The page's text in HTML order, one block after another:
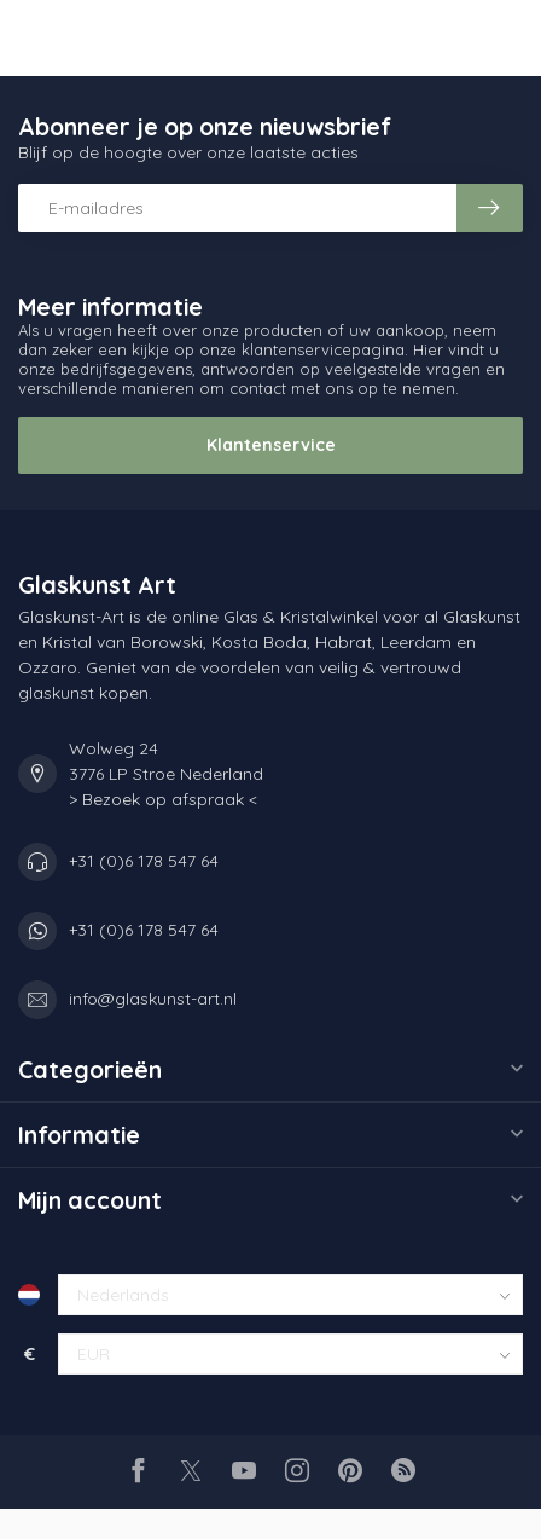
Meer informatie
Als u vragen heeft over onze producten of uw aankoop, neem
dan zeker een kijkje op onze klantenservicepagina. Hier vindt u
onze bedrijfsgegevens, antwoorden op veelgestelde vragen en
verschillende manieren om contact met ons op te nemen.
Klantenservice
Abonneer je op onze nieuwsbrief
Blijf op de hoogte over onze laatste acties
Glaskunst Art
Glaskunst-Art is de online Glas & Kristalwinkel voor al Glaskunst
en Kristal van Borowski, Kosta Boda, Habrat, Leerdam en
Ozzaro. Geniet van de voordelen van veilig & vertrouwd
glaskunst kopen.
Wolweg 24
3776 LP Stroe Nederland
> Bezoek op afspraak <
+31 (0)6 178 547 64
+31 (0)6 178 547 64
info@glaskunst-art.nl
Categorieën
Informatie
Mijn account
€